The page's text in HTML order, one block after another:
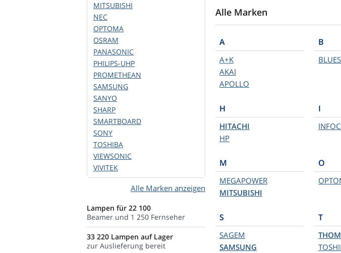
Alle Marken
A
A+K
AKAI
APOLLO
B
H
HITACHI
HP
I
M
MEGAPOWER
MITSUBISHI
O
S
SAGEM
SAMSUNG
T
MITSUBISHI
NEC
OPTOMA
OSRAM
PANASONIC
PHILIPS-UHP
PROMETHEAN
SAMSUNG
SANYO
SHARP
SMARTBOARD
SONY
TOSHIBA
VIEWSONIC
VIVITEK
Alle Marken anzeigen
Lampen für 22 100
Beamer und 1 250 Fernseher
33 220 Lampen auf Lager
zur Auslieferung bereit